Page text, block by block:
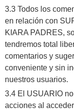
3.3 Todos los
en relación con
KIARA PADRES,
tendremos total
comentarios y
conveniente y sin
nuestros usuarios.
3.4 El USUARIO
acciones al